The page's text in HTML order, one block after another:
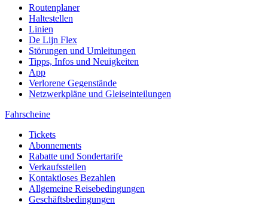
Routenplaner
Haltestellen
Linien
De Lijn Flex
Störungen und Umleitungen
Tipps, Infos und Neuigkeiten
App
Verlorene Gegenstände
Netzwerkpläne und Gleiseinteilungen
Fahrscheine
Tickets
Abonnements
Rabatte und Sondertarife
Verkaufsstellen
Kontaktloses Bezahlen
Allgemeine Reisebedingungen
Geschäftsbedingungen